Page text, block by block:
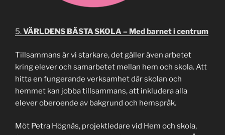
5.VÄRLDENS BÄSTA SKOLA – Med barnet i centrum
Tillsammans är vi starkare, det gäller även arbetet
kring elever och samarbetet mellan hem och skola.Att
hitta en fungerande verksamhet där skolan och
hemmet kan jobba tillsammans, att inkludera alla
elever oberoende av bakgrund och hemspråk.
Möt Petra Högnäs, projektledare vid Hem och skola,